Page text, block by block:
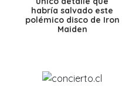
habría salvado este
polémico disco de Iron
Maiden